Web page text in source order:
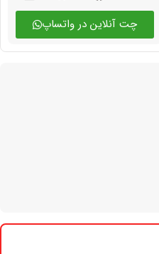
چت آنلاین در واتساپ